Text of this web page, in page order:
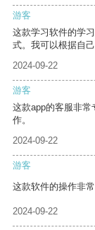
游客
这款学习软件的学
式。我可以根据自
2024-09-22
游客
这款app的客服非
作。
2024-09-22
游客
这款软件的操作非
2024-09-22